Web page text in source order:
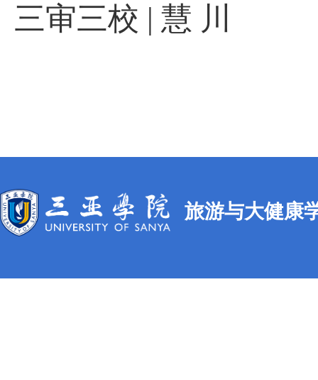
三审三校 | 慧 川
旅游与大健康